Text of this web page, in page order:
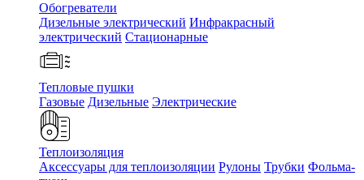
Обогреватели
Дизельные электрический Инфракрасный
электрический Стационарные
Тепловые пушки
Газовые Дизельные Электрические
Теплоизоляция
Аксессуары для теплоизоляции Рулоны Трубки Фольма-